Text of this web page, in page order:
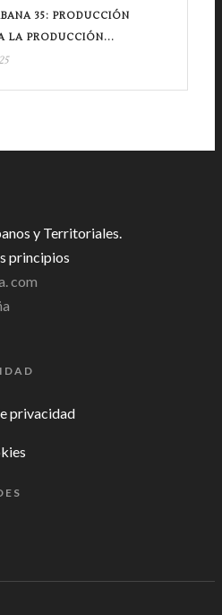
35: PRODUCCIÓN
LA PRODUCCIÓN...
y Territoriales.
principios
com
privacidad